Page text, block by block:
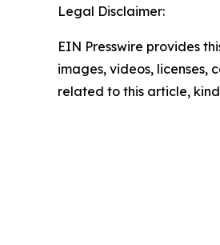
Legal Disclaimer:
EIN Presswire provides
images, videos, licenses,
related to this article,